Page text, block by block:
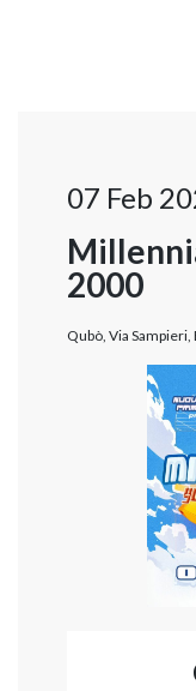
07 Feb
2000
Qubò, Via Sampieri,